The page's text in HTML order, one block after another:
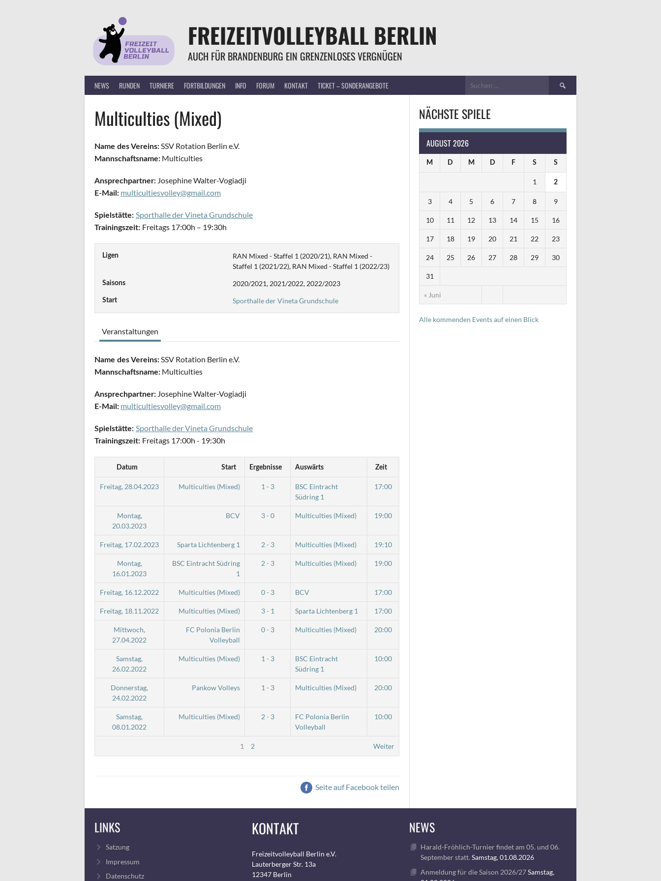
FREIZEITVOLLEYBALL BERLIN
AUCH FÜR BRANDENBURG EIN GRENZENLOSES VERGNÜGEN
NEWS RUNDEN TURNIERE FORTBILDUNGEN INFO FORUM KONTAKT TICKET – SONDERANGEBOTE
Suchen
nach:
Multiculties (Mixed)
Name des Vereins:SSV Rotation Berlin e.V.
Mannschaftsname: Multiculties
Ansprechpartner: Josephine Walter-Vogiadji
E-Mail: multicultiesvolley@gmail.com
Spielstätte: Sporthalle der Vineta Grundschule
Trainingszeit: Freitags 17:00h – 19:30h
Ligen
RAN Mixed - Staffel 1 (2020/21), RAN Mixed -
Staffel 1 (2021/22), RAN Mixed - Staffel 1 (2022/23)
Saisons 2020/2021, 2021/2022, 2022/2023
Start Sporthalle der Vineta Grundschule
Veranstaltungen
Name des Vereins:SSV Rotation Berlin e.V.
Mannschaftsname: Multiculties
Ansprechpartner: Josephine Walter-Vogiadji
E-Mail: multicultiesvolley@gmail.com
Spielstätte: Sporthalle der Vineta Grundschule
Trainingszeit: Freitags 17:00h - 19:30h
Datum Start Ergebnisse Auswärts Zeit
Freitag, 28.04.2023 Multiculties (Mixed) 1 - 3
BSC Eintracht
Südring 1
17:00
Montag,
20.03.2023
BCV 3 - 0 Multiculties (Mixed) 19:00
Freitag, 17.02.2023 Sparta Lichtenberg 1 2 - 3 Multiculties (Mixed) 19:10
Montag,
16.01.2023
BSC Eintracht Südring
1
2 - 3 Multiculties (Mixed) 19:00
Freitag, 16.12.2022 Multiculties (Mixed) 0 - 3 BCV 17:00
Freitag, 18.11.2022 Multiculties (Mixed) 3 - 1 Sparta Lichtenberg 1 17:00
Mittwoch,
27.04.2022
FC Polonia Berlin
Volleyball
0 - 3 Multiculties (Mixed) 20:00
Samstag,
26.02.2022
Multiculties (Mixed) 1 - 3
BSC Eintracht
Südring 1
10:00
Donnerstag,
24.02.2022
Pankow Volleys 1 - 3 Multiculties (Mixed) 20:00
Samstag,
08.01.2022
Multiculties (Mixed) 2 - 3
FC Polonia Berlin
Volleyball
10:00
1 2 Weiter
Seite auf Facebook teilen
NÄCHSTE SPIELE
AUGUST 2026
M D M D F S S
« Juni
1 2
3 4 5 6 7 8 9
10 11 12 13 14 15 16
17 18 19 20 21 22 23
24 25 26 27 28 29 30
31
Alle kommenden Events auf einen Blick
LINKS
Satzung
Impressum
Datenschutz
KONTAKT
Freizeitvolleyball Berlin e.V.
Lauterberger Str. 13a
12347 Berlin
NEWS
Harald-Fröhlich-Turnier findet am 05. und 06.
September statt.Samstag, 01.08.2026
Anmeldung für die Saison 2026/27Samstag,